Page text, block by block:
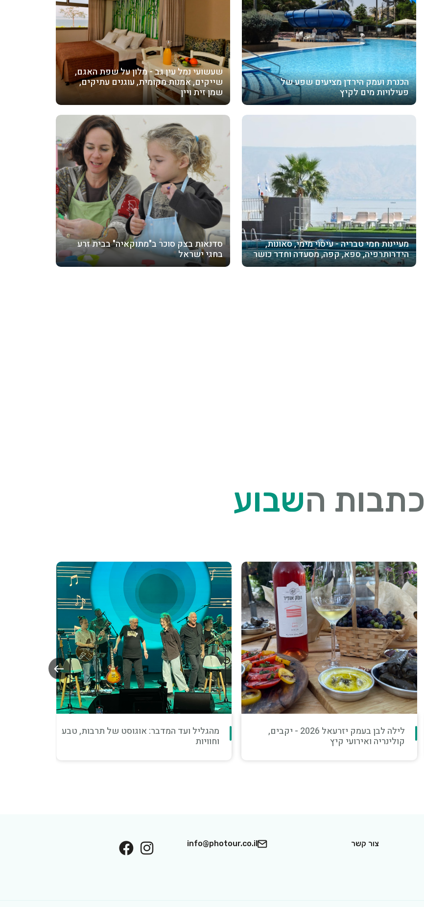
הכנרת ועמק הירדן מציעים שפע של
פעילויות מים לקיץ
שעשועי נמל עין גב - מלון על שפת האגם,
שייקים, אמנות מקומית, עוגנים עתיקים,
שמן זית ויין
מעיינות חמי טבריה - עיסוי מימי, סאונות,
הידרותרפיה, ספא, קפה, מסעדה וחדר כושר
סדנאות בצק סוכר ב"מתוקאיה" בבית זרע
בחגי ישראל
כתבות השבוע
לילה לבן בעמק יזרעאל 2026 - יקבים,
קולינריה ואירועי קיץ
מהגליל ועד המדבר: אוגוסט של תרבות, טבע
וחוויות
צור קשר info@photour.co.il
Follow On Interest
On Facebook